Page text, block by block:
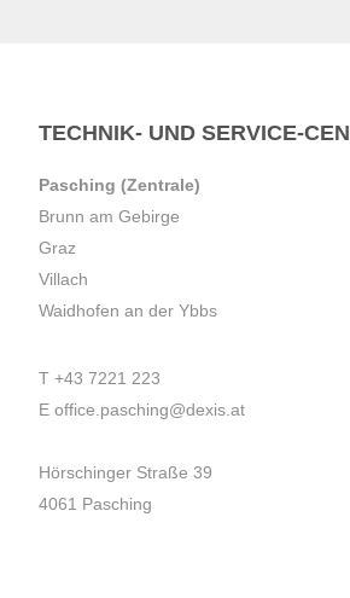
TECHNIK- UND SERVICE-
Pasching (Zentrale)
Brunn am Gebirge
Graz
Villach
Waidhofen an der Ybbs
T +43 7221 223
E office.pasching@dexis.at
Hörschinger Straße 39
4061 Pasching